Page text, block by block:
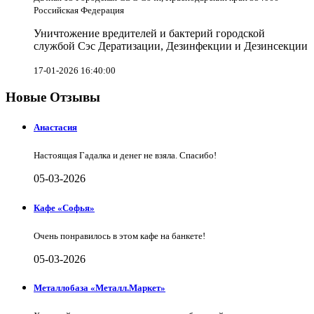
Российская Федерация
Уничтожение вредителей и бактерий городской
службой Сэс Дератизации, Дезинфекции и Дезинсекции
17-01-2026 16:40:00
Новые Отзывы
Анастасия
Настоящая Гадалка и денег не взяла. Спасибо!
05-03-2026
Кафе «Софья»
Очень понравилось в этом кафе на банкете!
05-03-2026
Металлобаза «Металл.Маркет»